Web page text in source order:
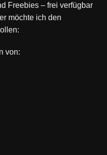
Freebies – frei verfügbar
möchte ich den
von: